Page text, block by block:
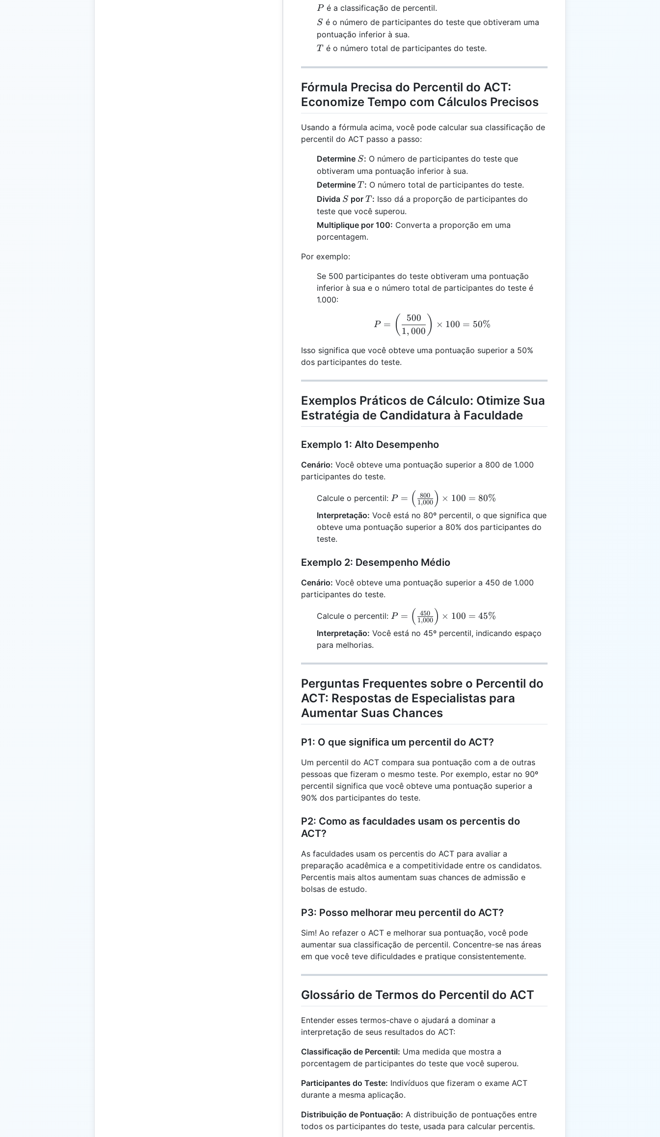
P
Pé a classificação de percentil.
S
S é o número de participantes do teste que obtiveram uma
pontuação inferior à sua.
T
T é o número total de participantes do teste.
Fórmula Precisa do Percentil do ACT:
Economize Tempo com Cálculos Precisos
Usando a fórmula acima, você pode calcular sua classificação de
percentil do ACT passo a passo:
Determine S
S: O número de participantes do teste que
obtiveram uma pontuação inferior à sua.
Determine T
T : O número total de participantes do teste.
Divida S
S porT
T : Isso dá a proporção de participantes do
teste que você superou.
Multiplique por 100: Converta a proporção em uma
porcentagem.
Por exemplo:
Se 500 participantes do teste obtiveram uma pontuação
inferior à sua e o número total de participantes do teste é
1.000:
P = \left(\frac{500}{1,000}\right) \times 100 = 50\%
P = ( 1, 000
500 ) × 100 = 50%
Isso significa que você obteve uma pontuação superior a 50%
dos participantes do teste.
Exemplos Práticos de Cálculo: Otimize Sua
Estratégia de Candidatura à Faculdade
Exemplo 1: Alto Desempenho
Cenário: Você obteve uma pontuação superior a 800 de 1.000
participantes do teste.
Calcule o percentil: P =
\left(\frac{800}
{1,000}\right)
\times 100 =
P = ( 1,000
800 ) × 100 = 80%
Interpretação: Você está no 80º percentil, o que significa que
obteve uma pontuação superior a 80% dos participantes do
teste.
Exemplo 2: Desempenho Médio
Cenário: Você obteve uma pontuação superior a 450 de 1.000
participantes do teste.
Calcule o percentil: P =
\left(\frac{450}
{1,000}\right)
P = ( 1,000
450 ) × 100 = 45%
Interpretação: Você está no 45º percentil, indicando espaço
para melhorias.
Perguntas Frequentes sobre o Percentil do
ACT: Respostas de Especialistas para
Aumentar Suas Chances
P1: O que significa um percentil do ACT?
Um percentil do ACT compara sua pontuação com a de outras
pessoas que fizeram o mesmo teste. Por exemplo, estar no 90º
percentil significa que você obteve uma pontuação superior a
90% dos participantes do teste.
P2: Como as faculdades usam os percentis do
ACT?
As faculdades usam os percentis do ACT para avaliar a
preparação acadêmica e a competitividade entre os candidatos.
Percentis mais altos aumentam suas chances de admissão e
bolsas de estudo.
P3: Posso melhorar meu percentil do ACT?
Sim! Ao refazer o ACT e melhorar sua pontuação, você pode
aumentar sua classificação de percentil. Concentre-se nas áreas
em que você teve dificuldades e pratique consistentemente.
Glossário de Termos do Percentil do ACT
Entender esses termos-chave o ajudará a dominar a
interpretação de seus resultados do ACT:
Classificação de Percentil: Uma medida que mostra a
porcentagem de participantes do teste que você superou.
Participantes do Teste: Indivíduos que fizeram o exame ACT
durante a mesma aplicação.
Distribuição de Pontuação: A distribuição de pontuações entre
todos os participantes do teste, usada para calcular percentis.